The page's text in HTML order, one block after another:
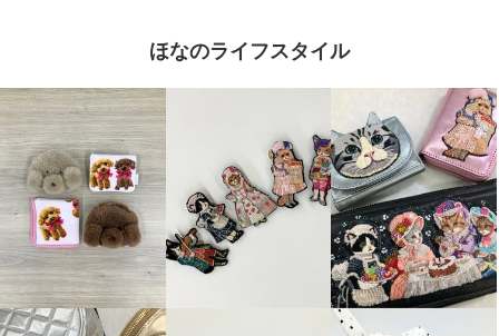
ほなのライフスタイル